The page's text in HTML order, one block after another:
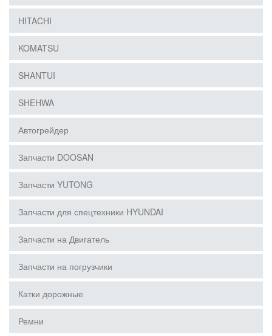
HITACHI
KOMATSU
SHANTUI
SHEHWA
Автогрейдер
Запчасти DOOSAN
Запчасти YUTONG
Запчасти для спецтехники HYUNDAI
Запчасти на Двигатель
Запчасти на погрузчики
Катки дорожные
Ремни